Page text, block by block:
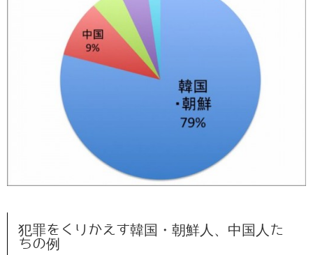
犯罪をくりかえす韓国・朝鮮人、中国人た
ちの例